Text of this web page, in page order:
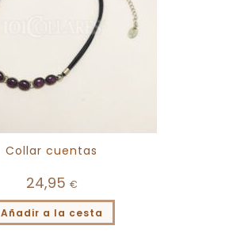
Collar cuentas
24,95 €
Añadir a la cesta